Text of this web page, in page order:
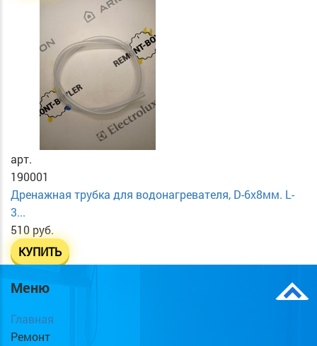
арт.
190001
Дренажная трубка для водонагревателя, D-6х8мм. L-
3...
510 руб.
КУПИТЬ
Меню
Главная
Ремонт